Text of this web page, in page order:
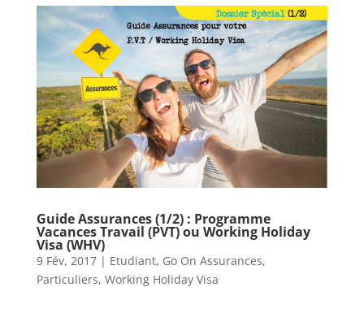
Guide Assurances (1/2) : Programme
Vacances Travail (PVT) ou Working Holiday
Visa (WHV)
9 Fév, 2017| Etudiant, Go On Assurances,
Particuliers, Working Holiday Visa